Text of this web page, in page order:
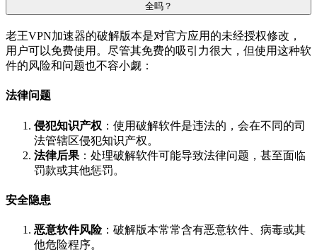
全吗？
老王VPN加速器的破解版本是对官方应用的未经授权修改，
用户可以免费使用。尽管其免费的吸引力很大，但使用这种软
件的风险和问题也不容小觑：
法律问题
侵犯知识产权 ：使用破解软件是违法的，会在不同的司
法管辖区侵犯知识产权。
法律后果 ：处理破解软件可能导致法律问题，甚至面临
罚款或其他惩罚。
安全隐患
恶意软件风险：破解版本常常含有恶意软件、病毒或其
他危险程序。